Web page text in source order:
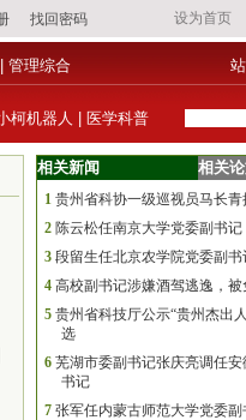
管理综合
柯机器人 医学科普
相关新闻 相关
1 贵州省科协一级巡视员马长青
2 陈云松任南京大学党委副书记
3 段留生任北京农学院党委副书
4 高校副书记涉嫌酒驾逃逸，被
5 贵州省科技厅公示“贵州杰出
选
6 芜湖市委副书记张庆亮调任
书记
7 张军任内蒙古师范大学党委